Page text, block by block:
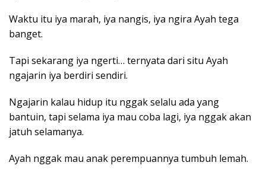
Waktu itu iya marah, iya nangis, iya ngira Ayah tega
banget.
Tapi sekarang iya ngerti… ternyata dari situ Ayah
ngajarin iya berdiri sendiri.
Ngajarin kalau hidup itu nggak selalu ada yang
bantuin, tapi selama iya mau coba lagi, iya nggak akan
jatuh selamanya.
Ayah nggak mau anak perempuannya tumbuh lemah.